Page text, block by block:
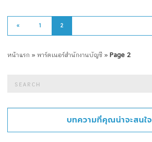
« 1 2
หน้าแรก » พาร์ตเนอร์สำนักงานบัญชี » Page 2
บทความที่คุณน่าจะสนใจ